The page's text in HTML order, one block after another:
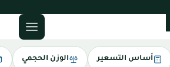
أساس التسعير الوزن الحجمي